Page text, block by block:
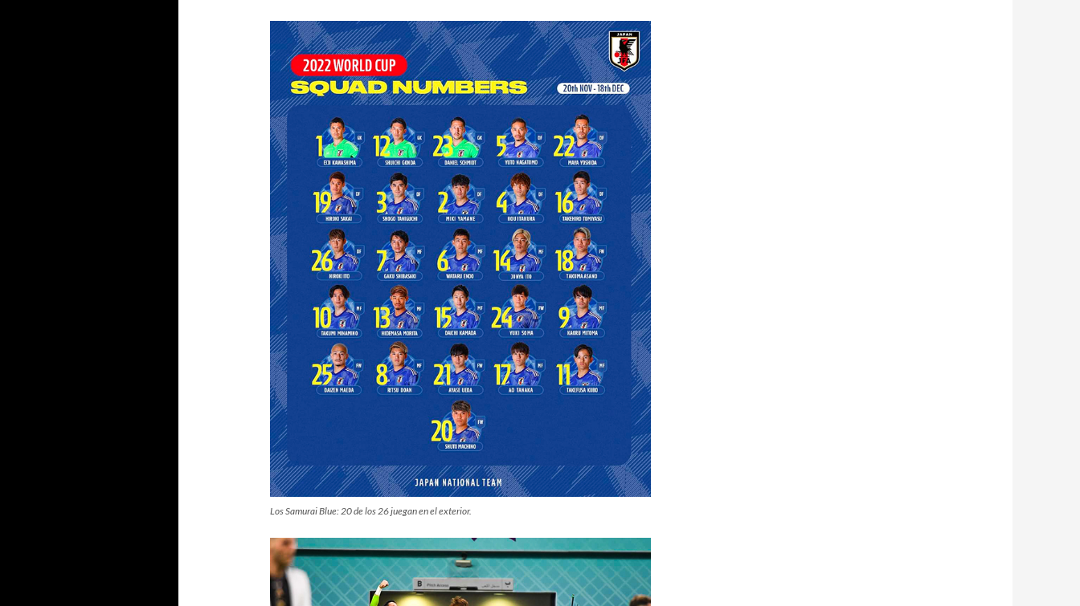
Los Samurai Blue: 20 de los 26 juegan en el exterior.